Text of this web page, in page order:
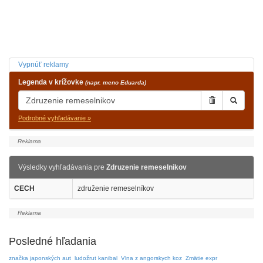
Vypnúť reklamy
Legenda v krížovke (napr. meno Eduarda)
Podrobné vyhľadávanie »
Výsledky vyhľadávania pre Zdruzenie remeselnikov
CECH združenie remeselníkov
Posledné hľadania
značka japonských aut ludožrut kanibal Vlna z angorskych koz Zmätie expr